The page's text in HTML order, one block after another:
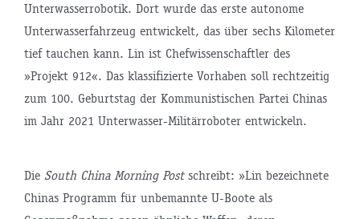
Unterwasserrobotik. Dort wurde das erste autonome
Unterwasserfahrzeug entwickelt, das über sechs Kilometer
tief tauchen kann. Lin ist Chefwissenschaftler des
»Projekt 912«. Das klassifizierte Vorhaben soll rechtzeitig
zum 100. Geburtstag der Kommunistischen Partei Chinas
im Jahr 2021 Unterwasser-Militärroboter entwickeln.
Die South China Morning Postschreibt: »Lin bezeichnete
Chinas Programm für unbemannte U-Boote als